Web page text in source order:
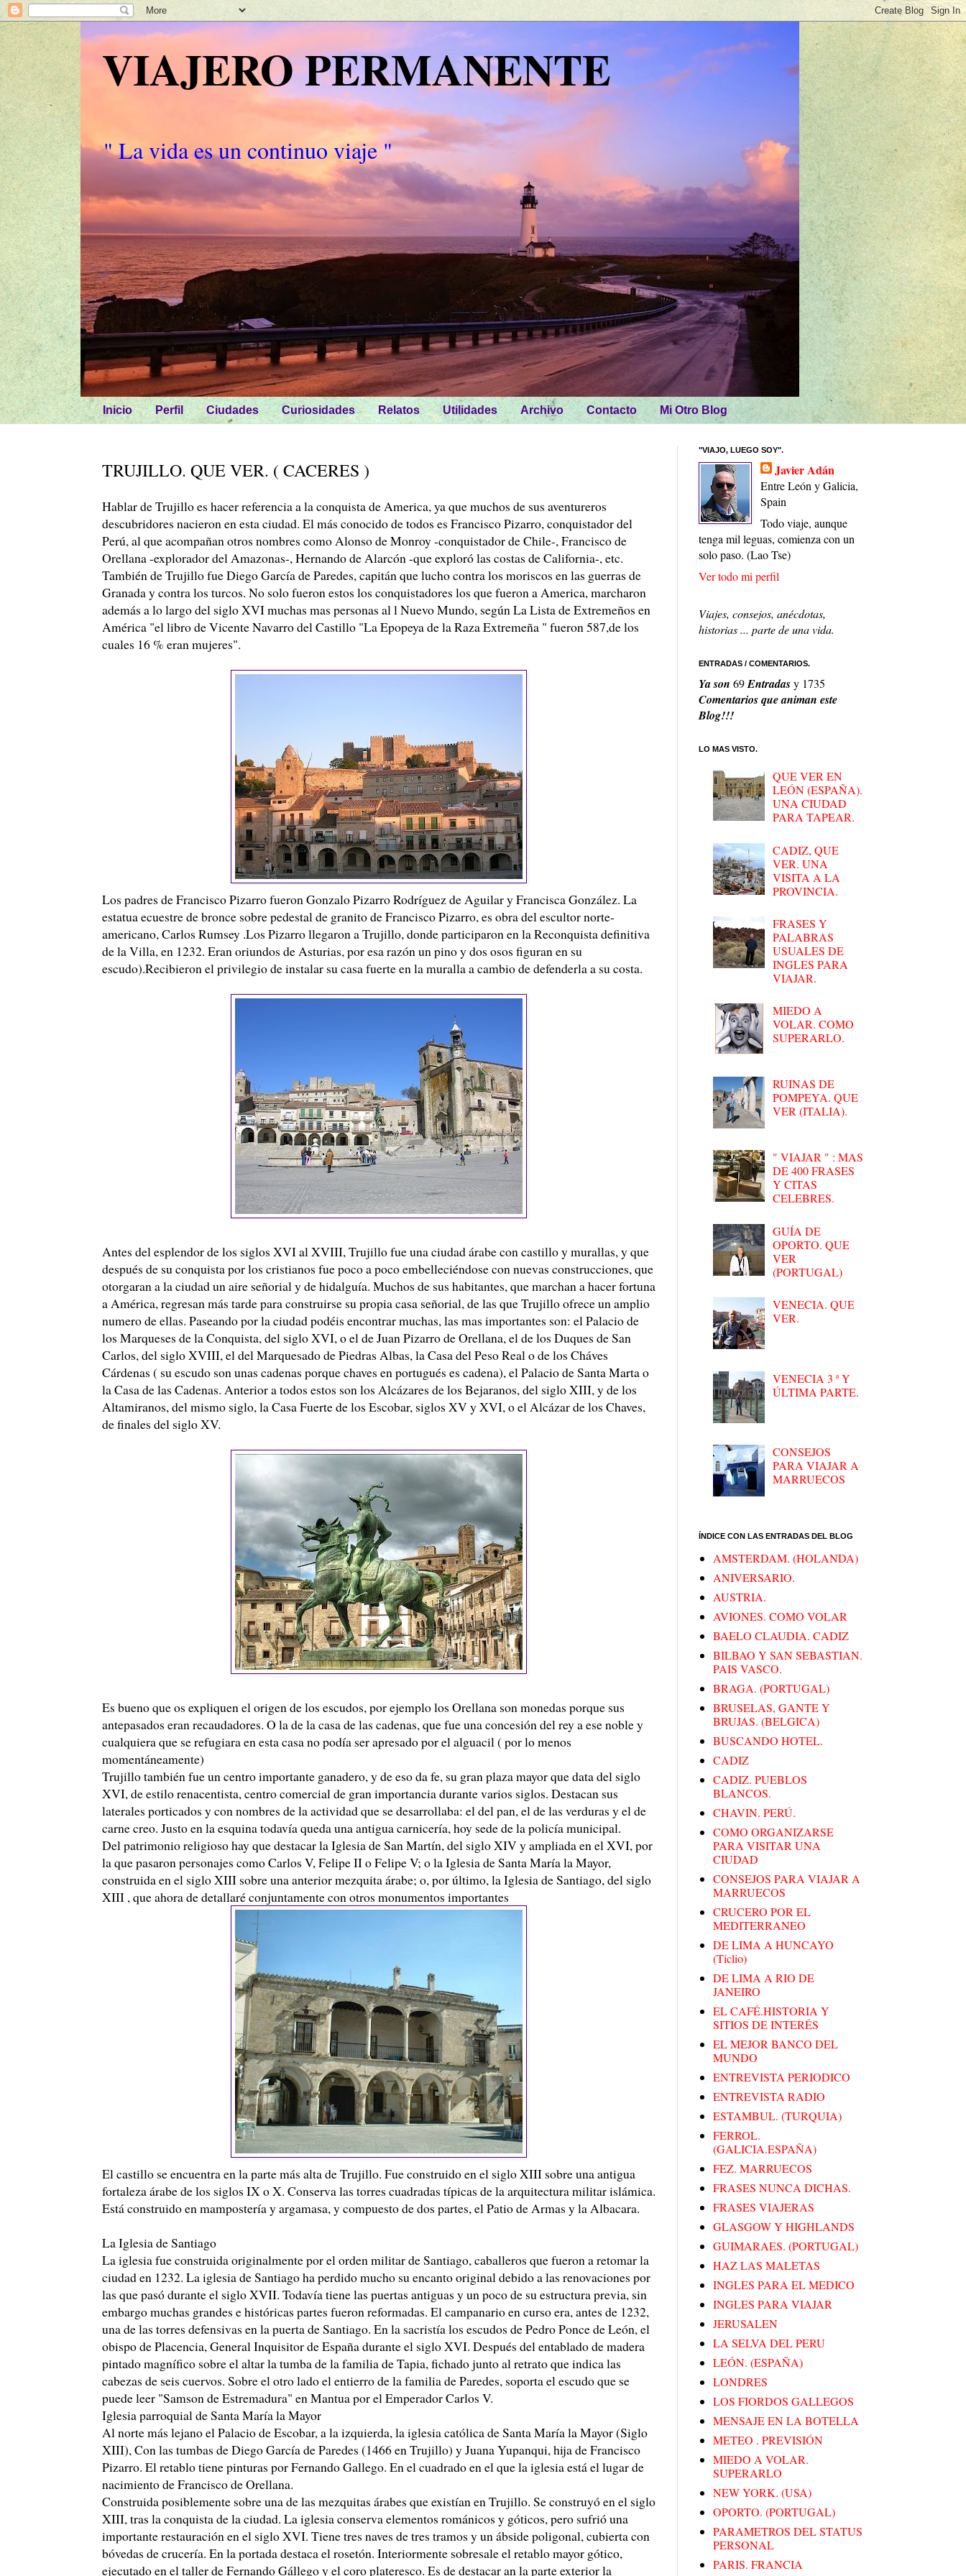
VIAJERO PERMANENTE
" La vida es un continuo viaje "
Inicio Perfil Ciudades Curiosidades Relatos Utilidades Archivo Contacto Mi Otro Blog
TRUJILLO. QUE VER. ( CACERES )
Hablar de Trujillo es hacer referencia a la conquista de America, ya que muchos de sus aventureros
descubridores nacieron en esta ciudad. El más conocido de todos es Francisco Pizarro, conquistador del
Perú, al que acompañan otros nombres como Alonso de Monroy -conquistador de Chile-, Francisco de
Orellana -explorador del Amazonas-, Hernando de Alarcón -que exploró las costas de California-, etc.
También de Trujillo fue Diego García de Paredes, capitán que lucho contra los moriscos en las guerras de
Granada y contra los turcos. No solo fueron estos los conquistadores los que fueron a America, marcharon
además a lo largo del siglo XVI muchas mas personas al l Nuevo Mundo, según La Lista de Extremeños en
América "el libro de Vicente Navarro del Castillo "La Epopeya de la Raza Extremeña " fueron 587,de los
cuales 16 % eran mujeres".
Los padres de Francisco Pizarro fueron Gonzalo Pizarro Rodríguez de Aguilar y Francisca González. La
estatua ecuestre de bronce sobre pedestal de granito de Francisco Pizarro, es obra del escultor norte-
americano, Carlos Rumsey .Los Pizarro llegaron a Trujillo, donde participaron en la Reconquista definitiva
de la Villa, en 1232. Eran oriundos de Asturias, por esa razón un pino y dos osos figuran en su
escudo).Recibieron el privilegio de instalar su casa fuerte en la muralla a cambio de defenderla a su costa.
Antes del esplendor de los siglos XVI al XVIII, Trujillo fue una ciudad árabe con castillo y murallas, y que
después de su conquista por los cristianos fue poco a poco embelleciéndose con nuevas construcciones, que
otorgaran a la ciudad un aire señorial y de hidalguía. Muchos de sus habitantes, que marchan a hacer fortuna
a América, regresan más tarde para construirse su propia casa señorial, de las que Trujillo ofrece un amplio
numero de ellas. Paseando por la ciudad podéis encontrar muchas, las mas importantes son: el Palacio de
los Marqueses de la Conquista, del siglo XVI, o el de Juan Pizarro de Orellana, el de los Duques de San
Carlos, del siglo XVIII, el del Marquesado de Piedras Albas, la Casa del Peso Real o de los Cháves
Cárdenas ( su escudo son unas cadenas porque chaves en portugués es cadena), el Palacio de Santa Marta o
la Casa de las Cadenas. Anterior a todos estos son los Alcázares de los Bejaranos, del siglo XIII, y de los
Altamiranos, del mismo siglo, la Casa Fuerte de los Escobar, siglos XV y XVI, o el Alcázar de los Chaves,
de finales del siglo XV.
Es bueno que os expliquen el origen de los escudos, por ejemplo los Orellana son monedas porque sus
antepasados eran recaudadores. O la de la casa de las cadenas, que fue una concesión del rey a ese noble y
cualquiera que se refugiara en esta casa no podía ser apresado por el alguacil ( por lo menos
momentáneamente)
Trujillo también fue un centro importante ganadero, y de eso da fe, su gran plaza mayor que data del siglo
XVI, de estilo renacentista, centro comercial de gran importancia durante varios siglos. Destacan sus
laterales porticados y con nombres de la actividad que se desarrollaba: el del pan, el de las verduras y el de
carne creo. Justo en la esquina todavía queda una antigua carnicería, hoy sede de la policía municipal.
Del patrimonio religioso hay que destacar la Iglesia de San Martín, del siglo XIV y ampliada en el XVI, por
la que pasaron personajes como Carlos V, Felipe II o Felipe V; o la Iglesia de Santa María la Mayor,
construida en el siglo XIII sobre una anterior mezquita árabe; o, por último, la Iglesia de Santiago, del siglo
XIII , que ahora de detallaré conjuntamente con otros monumentos importantes
El castillo se encuentra en la parte más alta de Trujillo. Fue construido en el siglo XIII sobre una antigua
fortaleza árabe de los siglos IX o X. Conserva las torres cuadradas típicas de la arquitectura militar islámica.
Está construido en mampostería y argamasa, y compuesto de dos partes, el Patio de Armas y la Albacara.
La Iglesia de Santiago
La iglesia fue construida originalmente por el orden militar de Santiago, caballeros que fueron a retomar la
ciudad en 1232. La iglesia de Santiago ha perdido mucho su encanto original debido a las renovaciones por
las que pasó durante el siglo XVII. Todavía tiene las puertas antiguas y un poco de su estructura previa, sin
embargo muchas grandes e históricas partes fueron reformadas. El campanario en curso era, antes de 1232,
una de las torres defensivas en la puerta de Santiago. En la sacristía los escudos de Pedro Ponce de León, el
obispo de Placencia, General Inquisitor de España durante el siglo XVI. Después del entablado de madera
pintado magnífico sobre el altar la tumba de la familia de Tapia, fichado junto al retrato que indica las
cabezas de seis cuervos. Sobre el otro lado el entierro de la familia de Paredes, soporta el escudo que se
puede leer "Samson de Estremadura" en Mantua por el Emperador Carlos V.
Iglesia parroquial de Santa María la Mayor
Al norte más lejano el Palacio de Escobar, a la izquierda, la iglesia católica de Santa María la Mayor (Siglo
XIII), Con las tumbas de Diego García de Paredes (1466 en Trujillo) y Juana Yupanqui, hija de Francisco
Pizarro. El retablo tiene pinturas por Fernando Gallego. En el cuadrado en el que la iglesia está el lugar de
nacimiento de Francisco de Orellana.
Construida posiblemente sobre una de las mezquitas árabes que existían en Trujillo. Se construyó en el siglo
XIII, tras la conquista de la ciudad. La iglesia conserva elementos románicos y góticos, pero sufrió una
importante restauración en el siglo XVI. Tiene tres naves de tres tramos y un ábside poligonal, cubierta con
bóvedas de crucería. En la portada destaca el rosetón. Interiormente sobresale el retablo mayor gótico,
ejecutado en el taller de Fernando Gállego y el coro plateresco. Es de destacar an la parte exterior la
"VIAJO, LUEGO SOY".
Javier Adán
Entre León y Galicia,
Spain
Todo viaje, aunque
tenga mil leguas, comienza con un
solo paso. (Lao Tse)
Ver todo mi perfil
Viajes, consejos, anécdotas,
historias ... parte de una vida.
ENTRADAS / COMENTARIOS.
Ya son 69Entradasy 1735
Comentarios que animan este
Blog!!!
LO MAS VISTO.
QUE VER EN
LEÓN (ESPAÑA).
UNA CIUDAD
PARA TAPEAR.
CADIZ, QUE
VER. UNA
VISITA A LA
PROVINCIA.
FRASES Y
PALABRAS
USUALES DE
INGLES PARA
VIAJAR.
MIEDO A
VOLAR. COMO
SUPERARLO.
RUINAS DE
POMPEYA. QUE
VER (ITALIA).
" VIAJAR " : MAS
DE 400 FRASES
Y CITAS
CELEBRES.
GUÍA DE
OPORTO. QUE
VER
(PORTUGAL)
VENECIA. QUE
VER.
VENECIA 3 ª Y
ÚLTIMA PARTE.
CONSEJOS
PARA VIAJAR A
MARRUECOS
ÍNDICE CON LAS ENTRADAS DEL BLOG
AMSTERDAM. (HOLANDA)
ANIVERSARIO.
AUSTRIA.
AVIONES. COMO VOLAR
BAELO CLAUDIA. CADIZ
BILBAO Y SAN SEBASTIAN.
PAIS VASCO.
BRAGA. (PORTUGAL)
BRUSELAS, GANTE Y
BRUJAS. (BELGICA)
BUSCANDO HOTEL.
CADIZ
CADIZ. PUEBLOS
BLANCOS.
CHAVIN. PERÚ.
COMO ORGANIZARSE
PARA VISITAR UNA
CIUDAD
CONSEJOS PARA VIAJAR A
MARRUECOS
CRUCERO POR EL
MEDITERRANEO
DE LIMA A HUNCAYO
(Ticlio)
DE LIMA A RIO DE
JANEIRO
EL CAFÉ.HISTORIA Y
SITIOS DE INTERÉS
EL MEJOR BANCO DEL
MUNDO
ENTREVISTA PERIODICO
ENTREVISTA RADIO
ESTAMBUL. (TURQUIA)
FERROL.
(GALICIA.ESPAÑA)
FEZ. MARRUECOS
FRASES NUNCA DICHAS.
FRASES VIAJERAS
GLASGOW Y HIGHLANDS
GUIMARAES. (PORTUGAL)
HAZ LAS MALETAS
INGLES PARA EL MEDICO
INGLES PARA VIAJAR
JERUSALEN
LA SELVA DEL PERU
LEÓN. (ESPAÑA)
LONDRES
LOS FIORDOS GALLEGOS
MENSAJE EN LA BOTELLA
METEO . PREVISIÓN
MIEDO A VOLAR.
SUPERARLO
NEW YORK. (USA)
OPORTO. (PORTUGAL)
PARAMETROS DEL STATUS
PERSONAL
PARIS. FRANCIA